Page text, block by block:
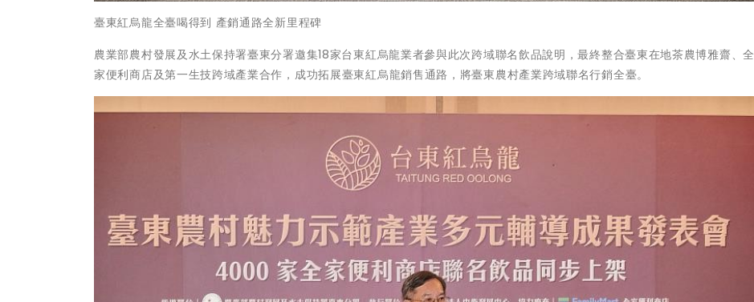
臺東紅烏龍全臺喝得到 產銷通路全新里程碑
農業部農村發展及水土保持署臺東分署邀集18家台東紅烏龍業者參與此次跨域聯名飲品說明，最終整合臺東在地茶農博雅齋、全
家便利商店及第一生技跨域產業合作，成功拓展臺東紅烏龍銷售通路，將臺東農村產業跨域聯名行銷全臺。